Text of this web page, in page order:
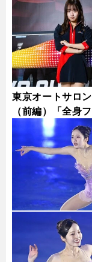
東京オートサロ
（前編）「全身